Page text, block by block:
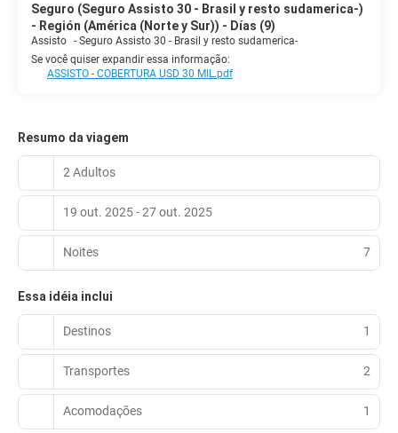
Seguro (Seguro Assisto 30 - Brasil y resto sudamerica-)
- Región (América (Norte y Sur)) - Días (9)
Assisto - Seguro Assisto 30 - Brasil y resto sudamerica-
Se você quiser expandir essa informação:
ASSISTO - COBERTURA USD 30 MIL.pdf
Resumo da viagem
2 Adultos
19 out. 2025 - 27 out. 2025
Noites 7
Essa idéia inclui
Destinos 1
Transportes 2
Acomodações 1